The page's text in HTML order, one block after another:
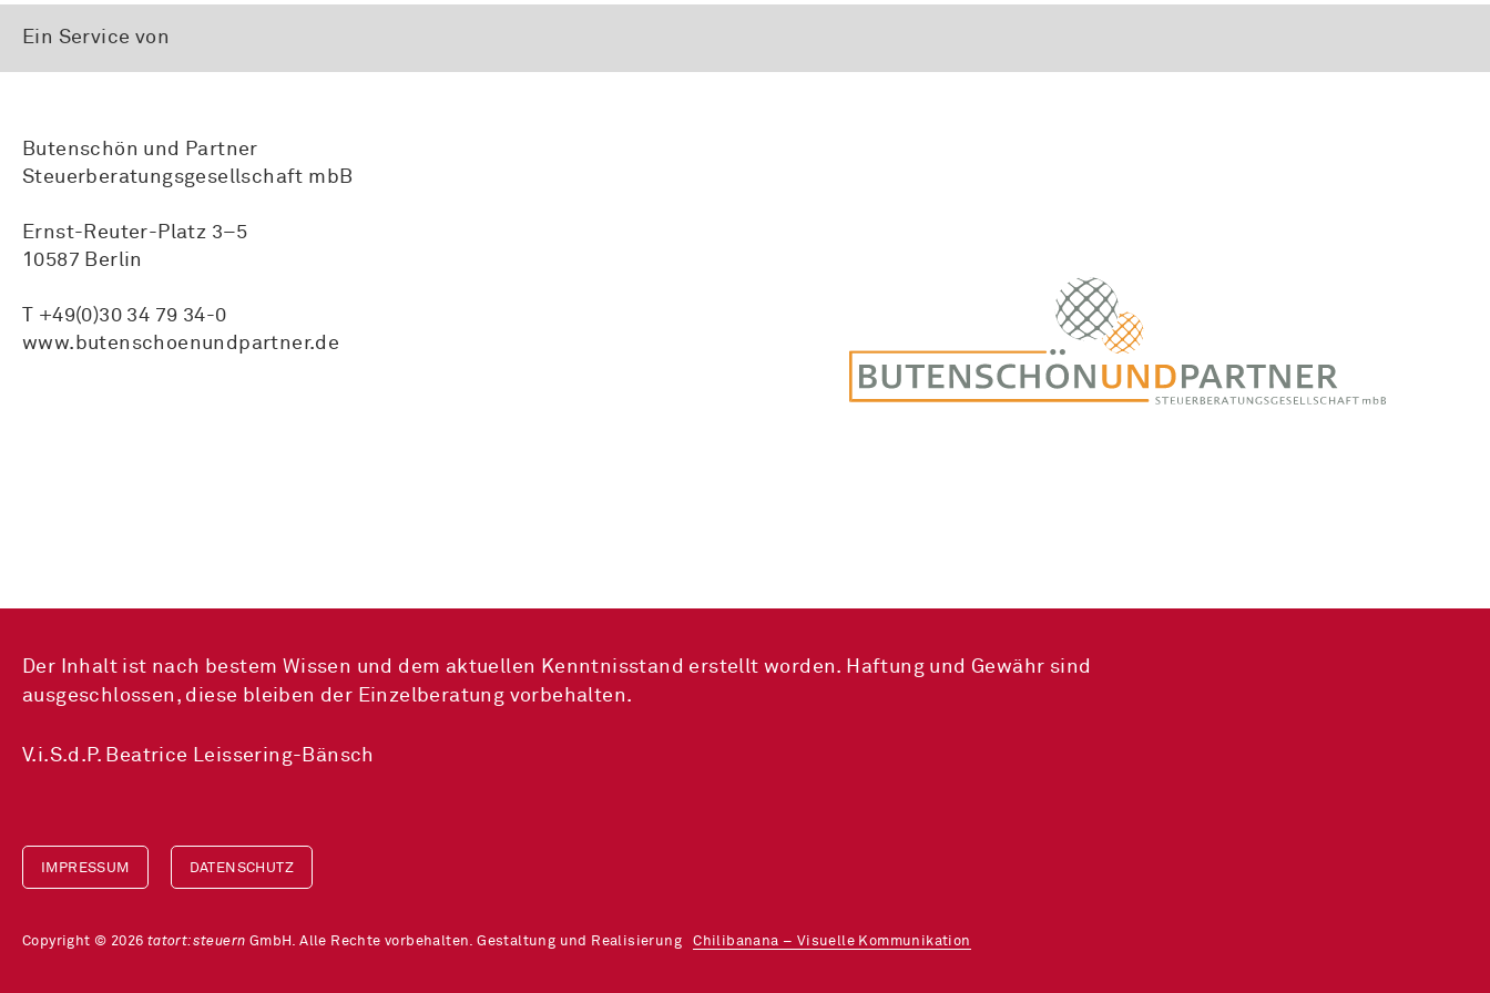
Ein Service von
Butenschön und Partner
Steuerberatungsgesellschaft mbB
Ernst-Reuter-Platz 3–5
10587 Berlin
T +49(0)30 34 79 34-0
www.butenschoenundpartner.de
Der Inhalt ist nach bestem Wissen und dem aktuellen Kenntnisstand erstellt worden. Haftung und Gewähr sind
ausgeschlossen, diese bleiben der Einzelberatung vorbehalten.
V.i.S.d.P. Beatrice Leissering-Bänsch
IMPRESSUM DATENSCHUTZ
Copyright © 2026 tatort:steuern GmbH. Alle Rechte vorbehalten. Gestaltung und RealisierungChilibanana – Visuelle Kommunikation